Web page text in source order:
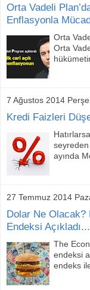
Orta Vadeli
Enflasyonla
Orta
Orta
7 Ağustos 2014
Kredi Faizleri
ayında
27 Temmuz 2014
Dolar Ne Olacak?
Endeksi Açıkladı...
The
endeksi
endeks